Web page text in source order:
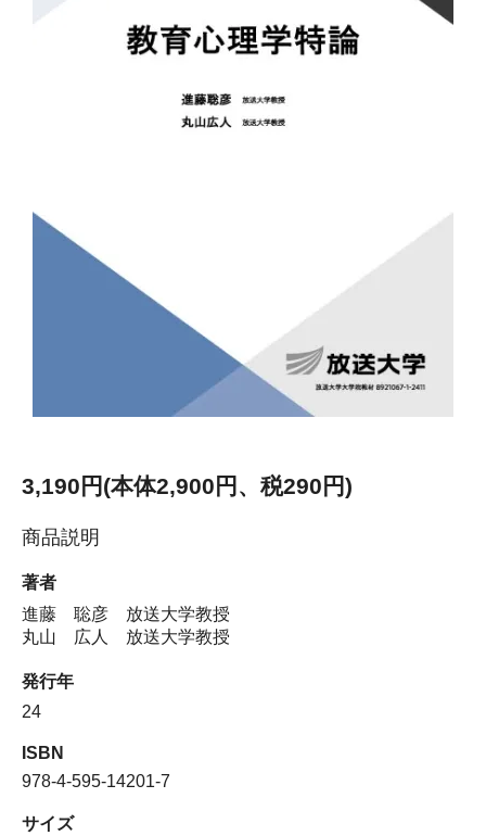
3,190円(本体2,900円、税290円)
商品説明
著者
進藤 聡彦 放送大学教授
丸山 広人 放送大学教授
発行年
24
ISBN
978-4-595-14201-7
サイズ